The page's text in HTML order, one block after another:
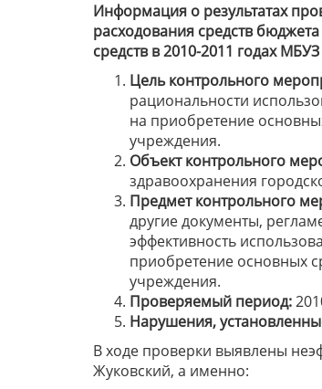
Информация о результатах
расходования средств
средств в 2010-2011 годах
Цель контрольного
рациональности
на приобретение
учреждения.
Объект контрольного
здравоохранения
Предмет контрольного
другие документы,
эффективность
приобретение основных
учреждения.
Проверяемый период:
Нарушения,
В ходе проверки выявлены
Жуковский, а именно: